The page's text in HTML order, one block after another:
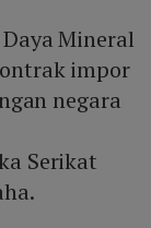
Mineral
impor
negara
Serikat